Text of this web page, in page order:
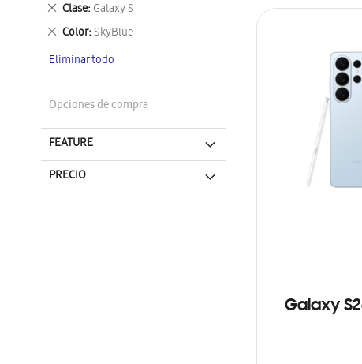
Galaxy
artículo
Clase Galaxy S
Eliminar
este
artículo
Color SkyBlue
Eliminar
artículo
Eliminar todo
Opciones de compra
FEATURE
PRECIO